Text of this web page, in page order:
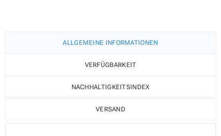
ALLGEMEINE INFORMATIONEN
VERFÜGBARKEIT
NACHHALTIGKEITSINDEX
VERSAND